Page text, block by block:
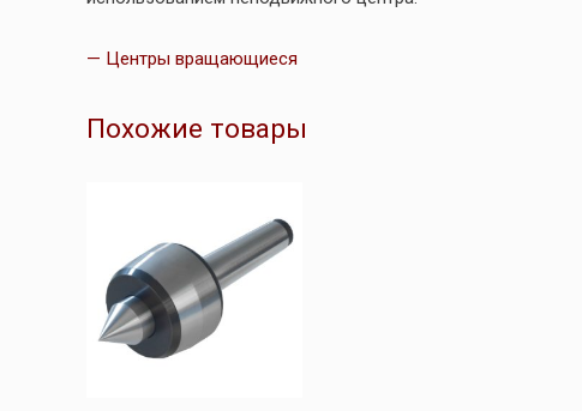
— Центры вращающиеся
Похожие товары